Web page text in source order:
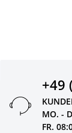
+49
MO. -
FR.